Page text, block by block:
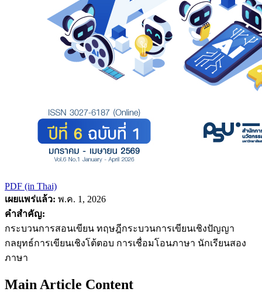
PDF (in Thai)
เผยแพร่แล้ว: พ.ค. 1, 2026
คำสำคัญ:
กระบวนการสอนเขียน ทฤษฎีกระบวนการเขียนเชิงปัญญา
กลยุทธ์การเขียนเชิงโต้ตอบ การเชื่อมโอนภาษา นักเรียนสอง
ภาษา
Main Article Content